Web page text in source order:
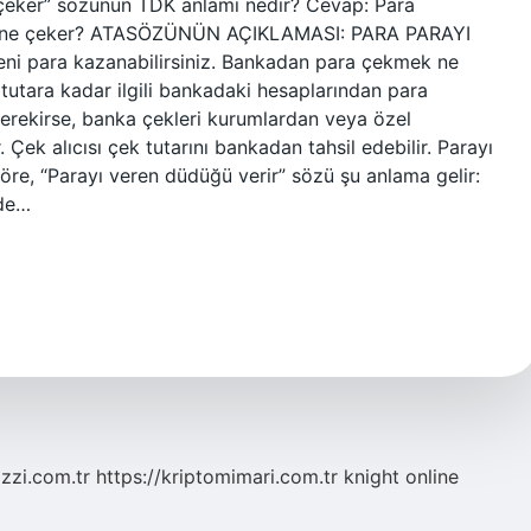
sözünün TDK anlamı nedir? Cevap: Para
çeker? ATASÖZÜNÜN AÇIKLAMASI: PARA PARAYI
para kazanabilirsiniz. Bankadan para çekmek ne
kadar ilgili bankadaki hesaplarından para
banka çekleri kurumlardan veya özel
alıcısı çek tutarını bankadan tahsil edebilir. Parayı
“Parayı veren düdüğü verir” sözü şu anlama gelir:
https://kriptomimari.com.tr knight online